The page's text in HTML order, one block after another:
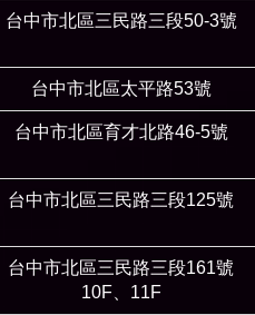
台中市北區三民路三段50-3號
台中市北區太平路53號
台中市北區育才北路46-5號
台中市北區三民路三段125號
台中市北區三民路三段161號
10F、11F